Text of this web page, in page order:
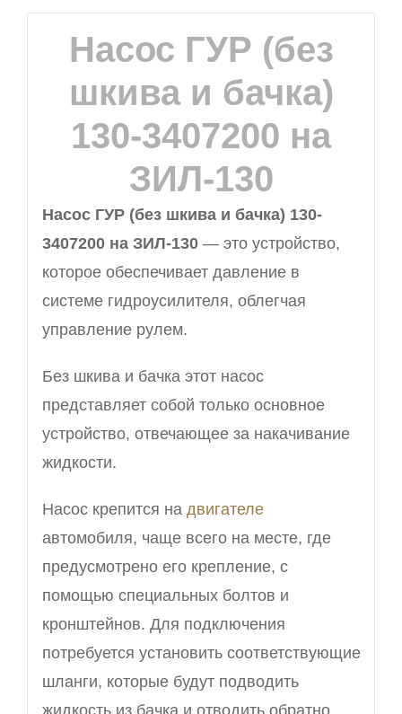
Насос ГУР (без
шкива и бачка)
130-3407200 на
ЗИЛ-130
Насос ГУР (без шкива и бачка) 130-
3407200 на ЗИЛ-130— это устройство,
которое обеспечивает давление в
системе гидроусилителя, облегчая
управление рулем.
Без шкива и бачка этот насос
представляет собой только основное
устройство, отвечающее за накачивание
жидкости.
Насос крепится на двигателе
автомобиля, чаще всего на месте, где
предусмотрено его крепление, с
помощью специальных болтов и
кронштейнов. Для подключения
потребуется установить соответствующие
шланги, которые будут подводить
жидкость из бачка и отводить обратно